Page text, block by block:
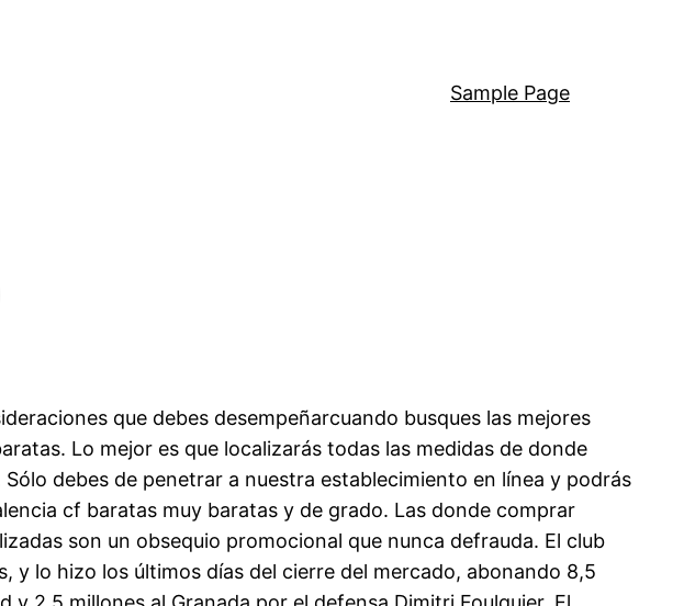
Sample Page
que debes desempeñarcuando busques las mejores
Lo mejor es que localizarás todas las medidas de donde
debes de penetrar a nuestra establecimiento en línea y podrás
cf baratas muy baratas y de grado. Las donde comprar
son un obsequio promocional que nunca defrauda. El club
y lo hizo los últimos días del cierre del mercado, abonando 8,5